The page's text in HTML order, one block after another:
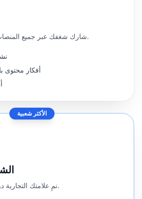
شارك شغفك عبر جميع المنصات دون صداع الجدولة.
أفكار محتوى
الأكثر شعبية
نمِ علامتك التجارية دون زيادة عبء العمل.